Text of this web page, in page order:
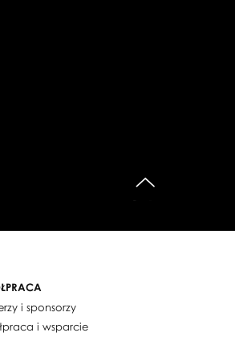
i sponsorzy
i wsparcie